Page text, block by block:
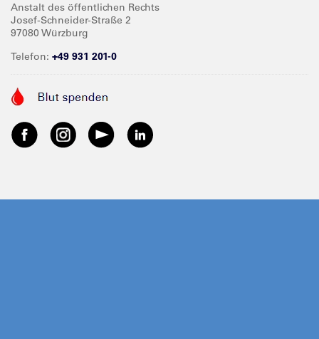
Anstalt des öffentlichen Rechts
Josef-Schneider-Straße 2
97080 Würzburg
Telefon: +49 931 201-0